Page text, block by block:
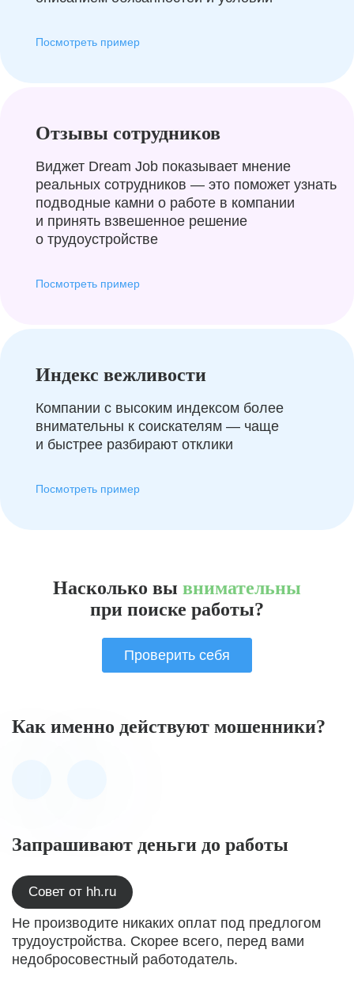
Посмотреть пример
Отзывы сотрудников
Виджет Dream Job показывает мнение
реальных сотрудников — это поможет узнать
подводные камни о работе в компании
и принять взвешенное решение
о трудоустройстве
Посмотреть пример
Индекс вежливости
Компании с высоким индексом более
внимательны к соискателям — чаще
и быстрее разбирают отклики
Посмотреть пример
Насколько вы внимательны
при поиске работы?
Проверить себя
Как именно действуют мошенники?
Запрашивают деньги до работы
Совет от hh.ru
Не производите никаких оплат под предлогом
трудоустройства. Скорее всего, перед вами
недобросовестный работодатель.